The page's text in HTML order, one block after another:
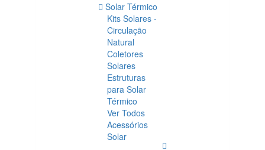
Solar Térmico
Kits Solares -
Circulação
Natural
Coletores
Solares
Estruturas
para Solar
Térmico
Ver Todos
Acessórios
Solar